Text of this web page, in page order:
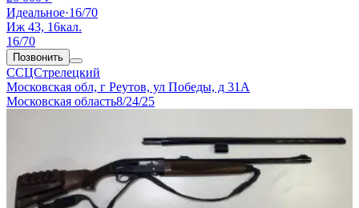
Идеальное·16/70
Иж 43, 16кал.
16/70
Позвонить
ССЦСтрелецкий
Московская обл, г Реутов, ул Победы, д 31А
Московская область8/24/25